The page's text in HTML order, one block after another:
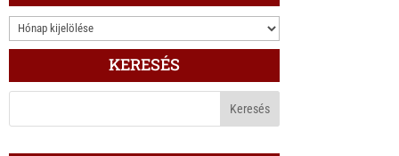
3.000
ÍRÁS
BLOGON
KERESÉS